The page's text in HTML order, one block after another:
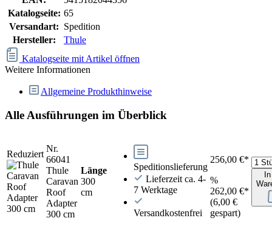
Katalogseite: 65
Versandart: Spedition
Hersteller:
Thule
Katalogseite mit Artikel öffnen
Weitere Informationen
Allgemeine Produkthinweise
Alle Ausführungen im Überblick
Reduziert
Nr.
66041
Thule
Caravan
Roof
Adapter
300 cm
Länge
300
cm
Speditionslieferung
Lieferzeit ca. 4-
7 Werktage
Versandkostenfrei
256,00 €*
%
262,00 €*
(6,00 €
gespart)